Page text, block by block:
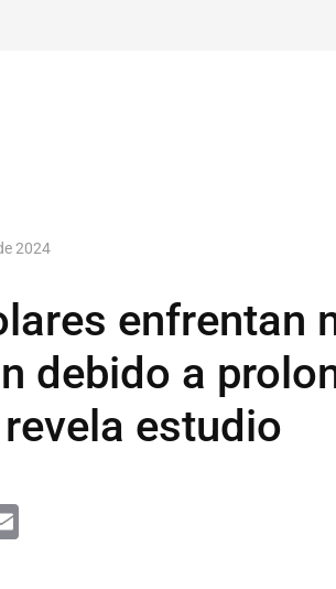
2024
enfrentan
debido a
estudio